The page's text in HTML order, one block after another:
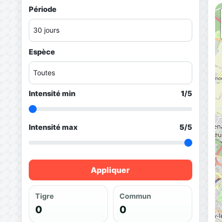
Période
Espèce
Intensité min 1/5
Intensité max 5/5
Appliquer
Tigre
0
Commun
0